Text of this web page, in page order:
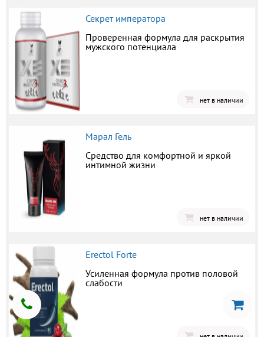
Секрет императора
Проверенная формула для раскрытия
мужского потенциала
нет в наличии
Марал Гель
Средство для комфортной и яркой
интимной жизни
нет в наличии
Erectol Forte
Усиленная формула против половой
слабости